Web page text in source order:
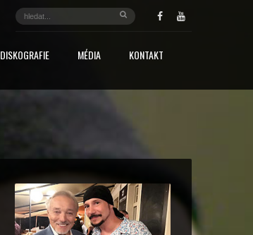
DISKOGRAFIE MÉDIA KONTAKT